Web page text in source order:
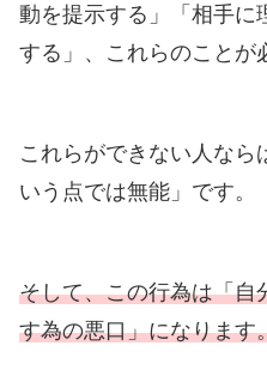
動を提示する」「相手に
する」、これらのことが
これらができない人なら
いう点では無能」です。
そして、この行為は「自
す為の悪口」になります